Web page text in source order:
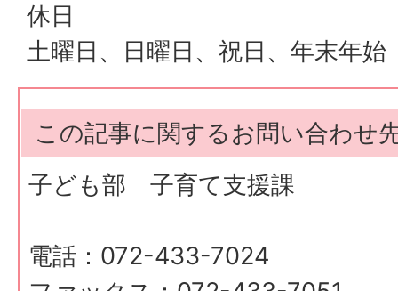
休日
土曜日、日曜日、祝日、年末年始
この記事に関するお問い合わせ
子ども部 子育て支援課
電話：072-433-7024